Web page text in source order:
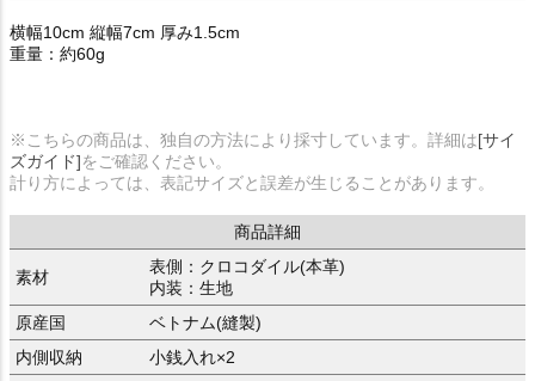
横幅10cm 縦幅7cm 厚み1.5cm
重量：約60g
※こちらの商品は、独自の方法により採寸しています。詳細は[サイ
ズガイド]をご確認ください。
計り方によっては、表記サイズと誤差が生じることがあります。
商品詳細
素材
表側：クロコダイル(本革)
内装：生地
原産国
ベトナム(縫製)
内側収納
小銭入れ×2